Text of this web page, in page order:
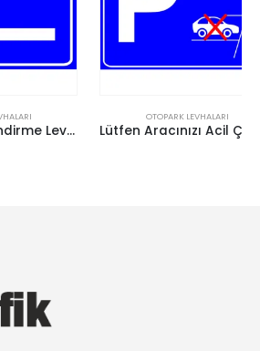
Otopark Yönlendirme Levhası Otopark Tabelası (Sol)
OTOPARK LEVHALARI
Lütfen Aracınızı Acil Çıkış Yönünde Park Ediniz Levhası